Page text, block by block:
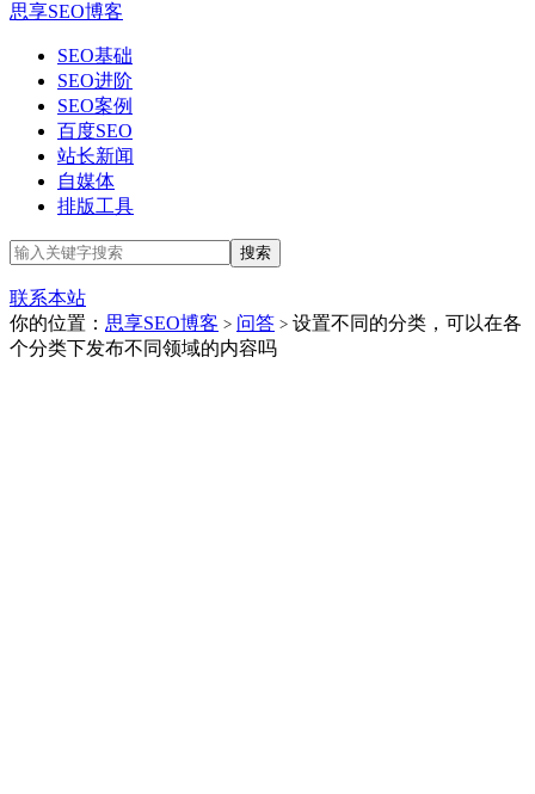
思享SEO博客
SEO基础
SEO进阶
SEO案例
百度SEO
站长新闻
自媒体
排版工具
联系本站
你的位置： 思享SEO博客 > 问答 > 设置不同的分类，可以在各
个分类下发布不同领域的内容吗